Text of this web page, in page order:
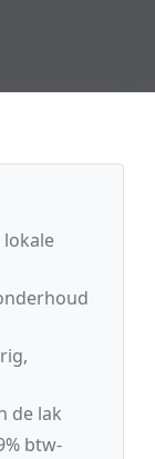
de lak
btw-